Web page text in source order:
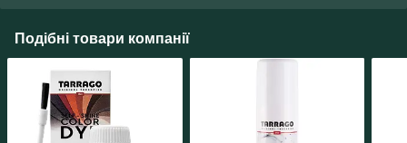
Подібні товари компанії